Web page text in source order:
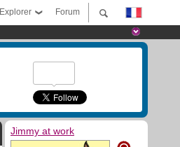
Forum
Explorer
Jimmy at work